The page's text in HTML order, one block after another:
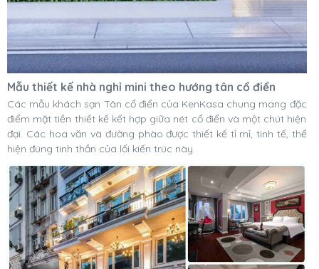
Mẫu thiết kế nhà nghỉ mini theo hướng tân cổ điển
Các mẫu khách sạn Tân cổ điển của KenKasa chung mang đặc
điểm mặt tiền thiết kế kết hợp giữa nét cổ điển và một chút hiện
đại. Các hoa văn và đường phào được thiết kế tỉ mỉ, tinh tế, thể
hiện đúng tinh thần của lối kiến trúc này.